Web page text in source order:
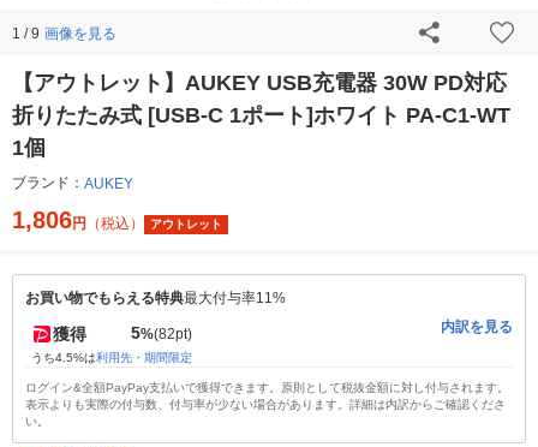
1 / 9 画像を見る
【アウトレット】AUKEY USB充電器 30W PD対応
折りたたみ式 [USB-C 1ポート]ホワイト PA-C1-WT
1個
ブランド： AUKEY
1,806円 （税込） アウトレット
お買い物でもらえる特典最大付与率11%
獲得 5%(82pt)
うち4.5%は利用先・期間限定
内訳を見る
ログイン&全額PayPay支払いで獲得できます。原則として税抜金額に対し付与されます。
表示よりも実際の付与数、付与率が少ない場合があります。詳細は内訳からご確認くださ
い。